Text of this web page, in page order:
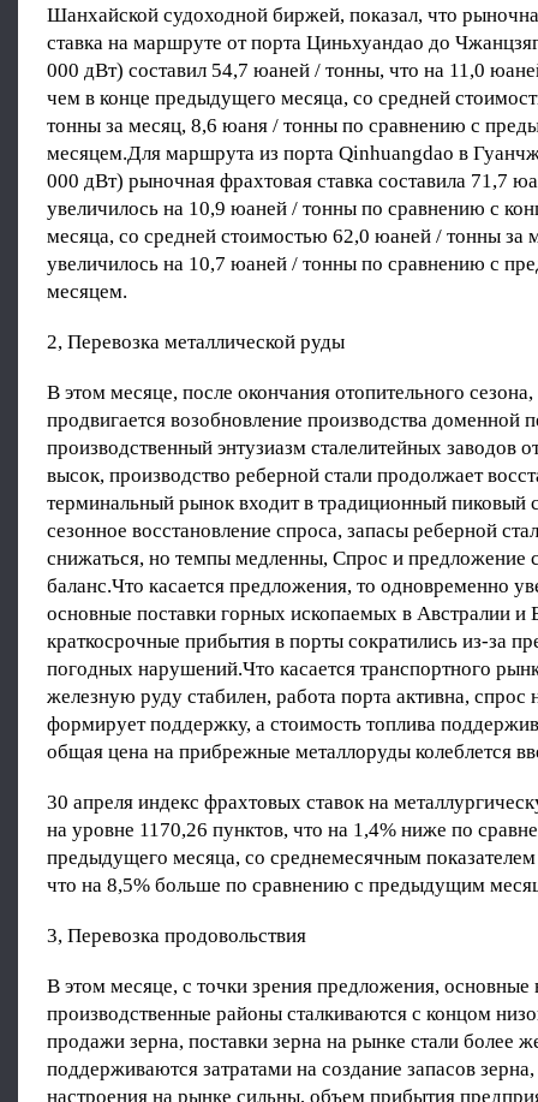
Шанхайской судоходной биржей, показал, что
ставка на маршруте от порта Циньхуандао до
000 дВт) составил 54,7 юаней / тонны, что на 11,0
чем в конце предыдущего месяца, со средней
тонны за месяц, 8,6 юаня / тонны по сравнению с
месяцем.Для маршрута из порта Qinhuangdao в
000 дВт) рыночная фрахтовая ставка составила 71,7
увеличилось на 10,9 юаней / тонны по сравнению с
месяца, со средней стоимостью 62,0 юаней / тонны за
увеличилось на 10,7 юаней / тонны по сравнению с
месяцем.
2, Перевозка металлической руды
В этом месяце, после окончания отопительного
продвигается возобновление производства доменной
производственный энтузиазм сталелитейных заводов
высок, производство реберной стали продолжает
терминальный рынок входит в традиционный пиковый
сезонное восстановление спроса, запасы реберной
снижаться, но темпы медленны, Спрос и предложение
баланс.Что касается предложения, то одновременно
основные поставки горных ископаемых в Австралии и
краткосрочные прибытия в порты сократились из-за
погодных нарушений.Что касается транспортного
железную руду стабилен, работа порта активна, спрос
формирует поддержку, а стоимость топлива
общая цена на прибрежные металлоруды колеблется
30 апреля индекс фрахтовых ставок на
на уровне 1170,26 пунктов, что на 1,4% ниже по
предыдущего месяца, со среднемесячным
что на 8,5% больше по сравнению с предыдущим
3, Перевозка продовольствия
В этом месяце, с точки зрения предложения, основные
производственные районы сталкиваются с концом
продажи зерна, поставки зерна на рынке стали более
поддерживаются затратами на создание запасов
настроения на рынке сильны, объем прибытия